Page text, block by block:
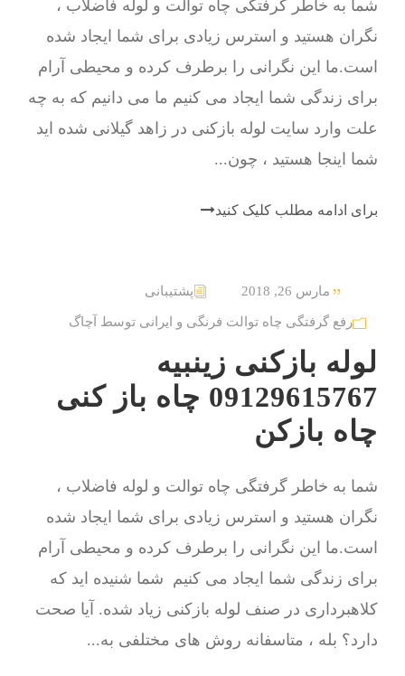
شما به خاطر گرفتگی چاه توالت و لوله فاضلاب ،
نگران هستید و استرس زیادی برای شما ایجاد شده
است.ما این نگرانی را برطرف کرده و محیطی آرام
برای زندگی شما ایجاد می کنیم ما می دانیم که به چه
علت وارد سایت لوله بازکنی در زاهد گیلانی شده اید
شما اینجا هستید ، چون...
برای ادامه مطلب کلیک کنید
مارس 26, 2018 پشتیبانی
رفع گرفتگی چاه توالت فرنگی و ایرانی توسط آچاگ
لوله بازکنی زینبیه
09129615767 چاه باز کنی
چاه بازکن
شما به خاطر گرفتگی چاه توالت و لوله فاضلاب ،
نگران هستید و استرس زیادی برای شما ایجاد شده
است.ما این نگرانی را برطرف کرده و محیطی آرام
برای زندگی شما ایجاد می کنیم شما شنیده اید که
کلاهبرداری در صنف لوله بازکنی زیاد شده. آیا صحت
دارد؟ بله ، متاسفانه روش های مختلفی به...